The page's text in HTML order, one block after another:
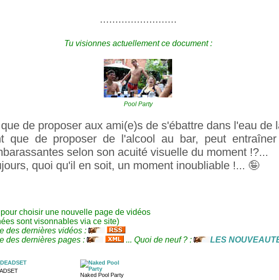
.........................
Tu visionnes actuellement ce document :
Pool Party
de proposer aux ami(e)s de s'ébattre dans l'eau de
que de proposer de l'alcool au bar, peut
selon son acuité visuelle du moment !?...
quoi qu'il en soit, un moment inoubliable !... 🤪
pour choisir une nouvelle page de vidéos
sont visonnables via ce site)
des dernières vidéos :
des dernières pages :
... Quoi de neuf ? : LES
Naked Pool Party